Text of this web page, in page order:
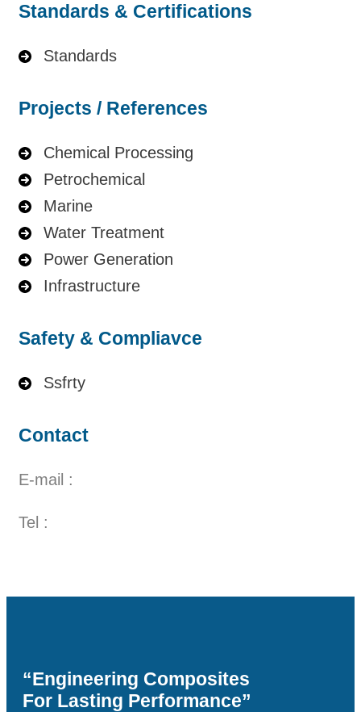
Standards & Certifications
Standards
Projects / References
Chemical Processing
Petrochemical
Marine
Water Treatment
Power Generation
Infrastructure
Safety & Compliavce
Ssfrty
Contact
E-mail :
Tel :
“Engineering Composites
For Lasting Performance”